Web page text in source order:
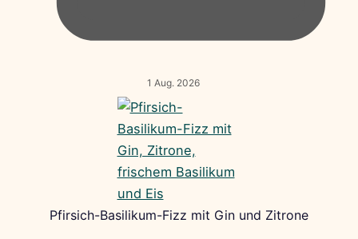
1 Aug. 2026
Pfirsich-Basilikum-Fizz mit Gin und Zitrone